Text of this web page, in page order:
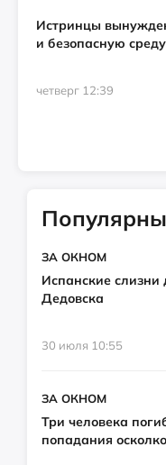
Истринцы
и безопасную
четверг 12:39
ЗА ОКНОМ
Испанские слизни
Дедовска
30 июля 10:55
ЗА ОКНОМ
Три человека
попадания